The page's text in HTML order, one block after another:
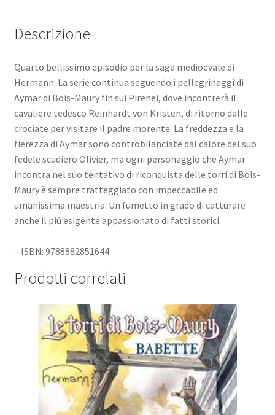
Descrizione
Quarto bellissimo episodio per la saga medioevale di
Hermann. La serie continua seguendo i pellegrinaggi di
Aymar di Bois-Maury fin sui Pirenei, dove incontrerà il
cavaliere tedesco Reinhardt von Kristen, di ritorno dalle
crociate per visitare il padre morente. La freddezza e la
fierezza di Aymar sono controbilanciate dal calore del suo
fedele scudiero Olivier, ma ogni personaggio che Aymar
incontra nel suo tentativo di riconquista delle torri di Bois-
Maury è sempre tratteggiato con impeccabile ed
umanissima maestria. Un fumetto in grado di catturare
anche il più esigente appassionato di fatti storici.
– ISBN: 9788882851644
Prodotti correlati